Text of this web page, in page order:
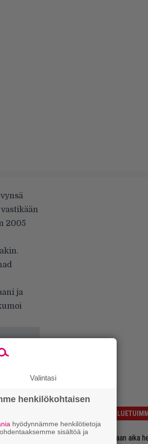
2005
ja
”Se oli oikeastaan aika
Valintasi
henkilökohtaisen
hyödynnämme henkilötietoja
sisältöä ja